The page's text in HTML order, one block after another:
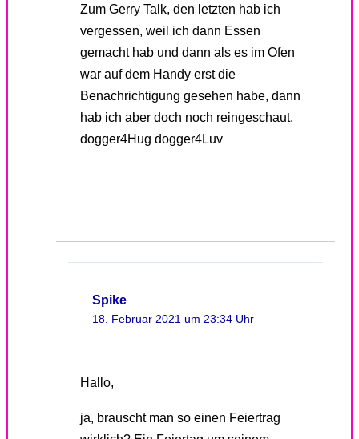
Zum Gerry Talk, den letzten hab ich
vergessen, weil ich dann Essen
gemacht hab und dann als es im Ofen
war auf dem Handy erst die
Benachrichtigung gesehen habe, dann
hab ich aber doch noch reingeschaut.
dogger4Hug dogger4Luv
Spike
18. Februar 2021 um 23:34 Uhr
Hallo,
ja, brauscht man so einen Feiertrag